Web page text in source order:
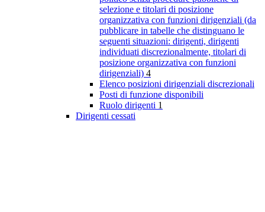
selezione e titolari di posizione
organizzativa con funzioni dirigenziali (da
pubblicare in tabelle che distinguano le
seguenti situazioni: dirigenti, dirigenti
individuati discrezionalmente, titolari di
posizione organizzativa con funzioni
dirigenziali) 4
Elenco posizioni dirigenziali discrezionali
Posti di funzione disponibili
Ruolo dirigenti 1
Dirigenti cessati